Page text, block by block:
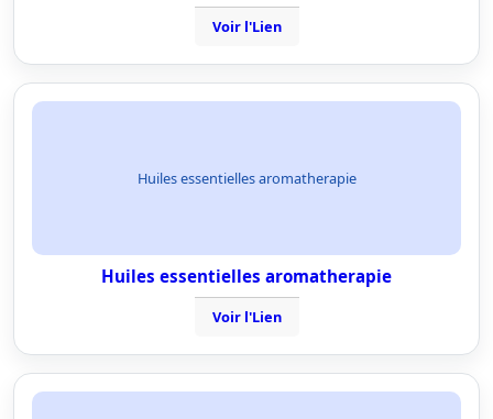
Voir l'Lien
Huiles essentielles aromatherapie
Huiles essentielles aromatherapie
Voir l'Lien